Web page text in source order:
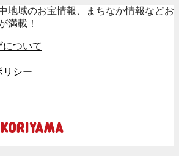
地域のお宝情報、まちなか情報などお
満載！
について
リシー